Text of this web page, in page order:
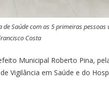
Saúde com as 5 primeiras pessoas
Costa
Municipal Roberto Pina,
Vigilância em Saúde e do